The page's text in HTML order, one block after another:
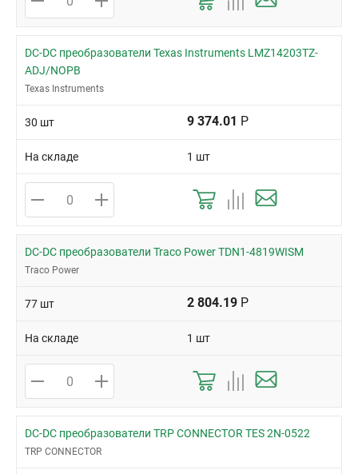
DC-DC преобразователи Texas Instruments LMZ14203TZ-
ADJ/NOPB
Texas Instruments
30 шт 9 374.01 Р
На складе 1 шт
DC-DC преобразователи Traco Power TDN1-4819WISM
Traco Power
77 шт 2 804.19 Р
На складе 1 шт
DC-DC преобразователи TRP CONNECTOR TES 2N-0522
TRP CONNECTOR